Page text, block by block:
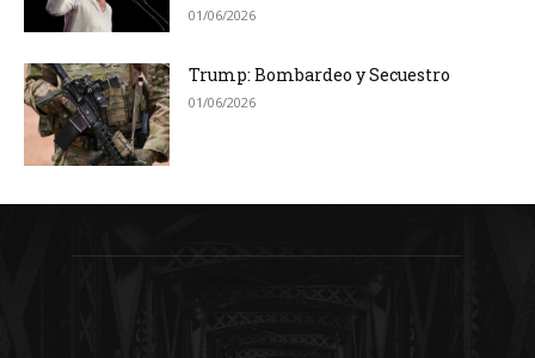
01/06/2026
Trump: Bombardeo y Secuestro
01/06/2026